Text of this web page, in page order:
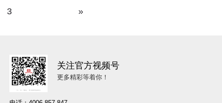
3 »
关注官方视频号
更多精彩等着你！